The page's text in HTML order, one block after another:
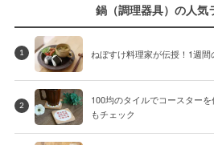
鍋（調理器具）の人気
1 ねぼすけ料理家が伝授！1週
2
100均のタイルでコースター
もチェック